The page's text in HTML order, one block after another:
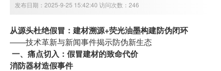
发布日期：2025-9-25 15:42:40 访问次数：246
从源头杜绝假冒：建材溯源+荧光油墨构建防伪闭环
——技术革新与新闻事件揭示防伪新生态
一、痛点切入：假冒建材的致命代价
消防器材造假事件